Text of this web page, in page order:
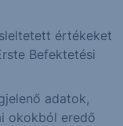
értékeket
Befektetési
adatok,
okokból eredő